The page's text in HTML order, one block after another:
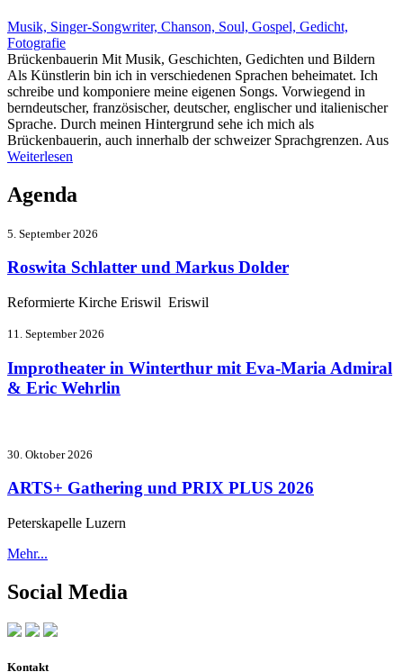
Musik, Singer-Songwriter, Chanson, Soul, Gospel, Gedicht,
Fotografie
Brückenbauerin Mit Musik, Geschichten, Gedichten und Bildern
Als Künstlerin bin ich in verschiedenen Sprachen beheimatet. Ich
schreibe und komponiere meine eigenen Songs. Vorwiegend in
berndeutscher, französischer, deutscher, englischer und italienischer
Sprache. Durch meinen Hintergrund sehe ich mich als
Brückenbauerin, auch innerhalb der schweizer Sprachgrenzen. Aus
Weiterlesen
Agenda
5. September 2026
Roswita Schlatter und Markus Dolder
Reformierte Kirche Eriswil Eriswil
11. September 2026
Improtheater in Winterthur mit Eva-Maria Admiral
& Eric Wehrlin
30. Oktober 2026
ARTS+ Gathering und PRIX PLUS 2026
Peterskapelle Luzern
Mehr...
Social Media
Kontakt